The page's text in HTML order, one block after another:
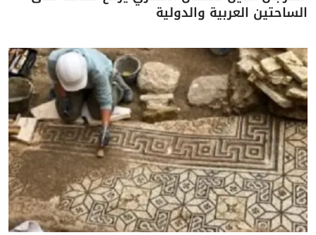
الساحتين العربية والدولية